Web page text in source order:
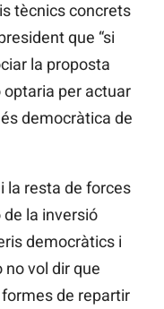
tècnics concrets
que “si
la proposta
optaria per actuar
democràtica de
la resta de forces
la inversió
democràtics i
vol dir que
de repartir